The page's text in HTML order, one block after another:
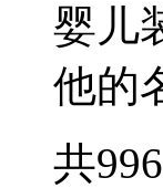
婴儿
他的
共